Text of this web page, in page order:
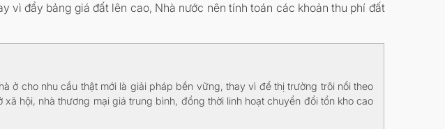
vì đẩy bảng giá đất lên cao, Nhà nước nên tính toán các khoản thu phí đất
ở cho nhu cầu thật mới là giải pháp bền vững, thay vì để thị trường trôi nổi theo
hội, nhà thương mại giá trung bình, đồng thời linh hoạt chuyển đổi tồn kho cao